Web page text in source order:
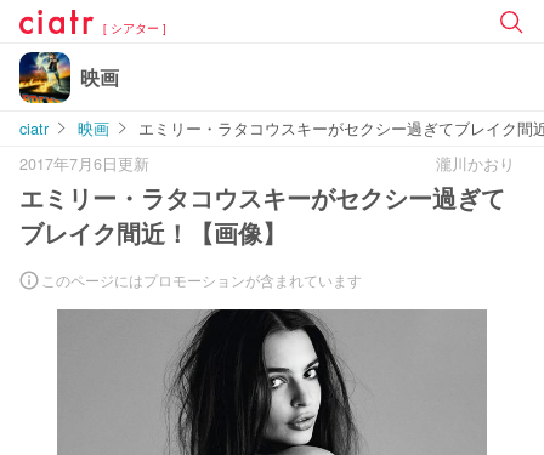
[ シアター ]
映画
ciatr 映画
エミリー・ラタコウスキーがセクシー過ぎてブレイク間
2017年7月6日更新
瀧川かおり
エミリー・ラタコウスキーがセクシー過ぎて
ブレイク間近！【画像】
このページにはプロモーションが含まれています